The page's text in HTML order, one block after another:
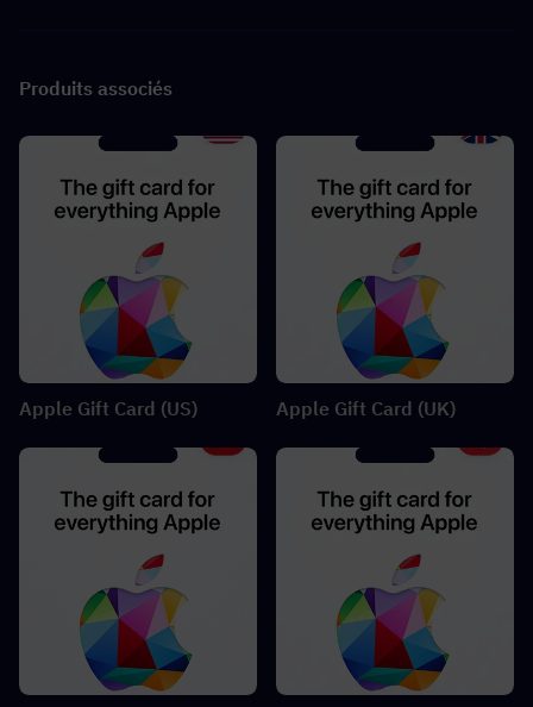
Produits associés
Apple Gift Card (US) Apple Gift Card (UK)